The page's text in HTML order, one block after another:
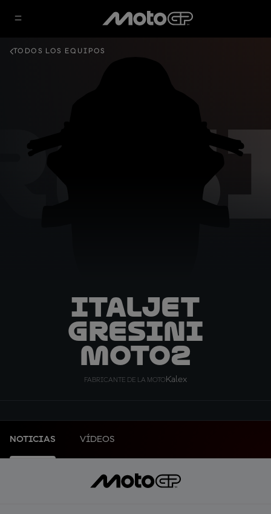
TODOS LOS EQUIPOS
ITALJET
Gresini
Moto2
FABRICANTE DE LA MOTO Kalex
NOTICIAS VÍDEOS